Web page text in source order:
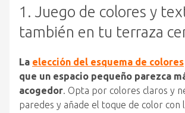
1. Juego de colores y
también en tu terraza
La elección del esquema de colores
que un espacio pequeño parezca
acogedor. Opta por colores claros y
paredes y añade el toque de color con